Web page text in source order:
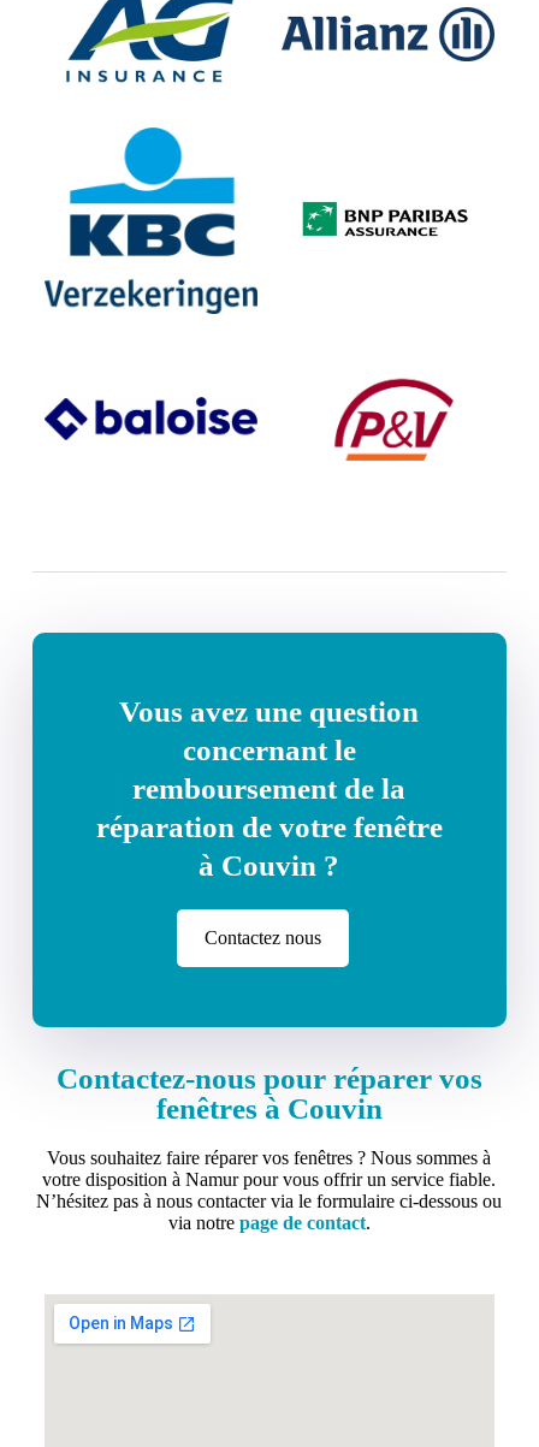
Vous avez une question
concernant le
remboursement de la
réparation de votre fenêtre
à Couvin ?
Contactez nous
Contactez-nous pour réparer vos
fenêtres à Couvin
Vous souhaitez faire réparer vos fenêtres ? Nous sommes à
votre disposition à Namur pour vous offrir un service fiable.
N’hésitez pas à nous contacter via le formulaire ci-dessous ou
via notre page de contact.